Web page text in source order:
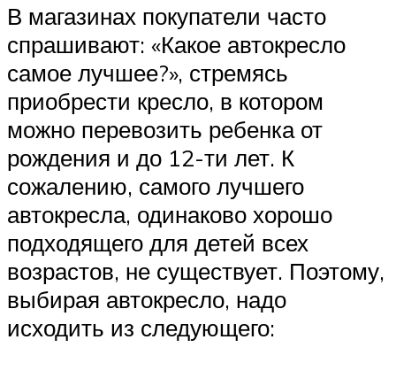
В магазинах покупатели часто
спрашивают: «Какое автокресло
самое лучшее?», стремясь
приобрести кресло, в котором
можно перевозить ребенка от
рождения и до 12-ти лет. К
сожалению, самого лучшего
автокресла, одинаково хорошо
подходящего для детей всех
возрастов, не существует. Поэтому,
выбирая автокресло, надо
исходить из следующего: